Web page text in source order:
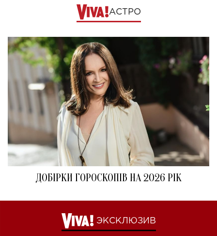
АСТРО
ДОБІРКИ ГОРОСКОПІВ НА 2026 РІК
ЭКСКЛЮЗИВ